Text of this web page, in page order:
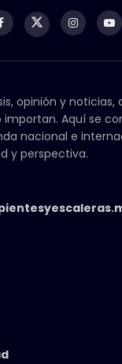
opinión y noticias,
Aquí se
nacional e
y perspectiva.